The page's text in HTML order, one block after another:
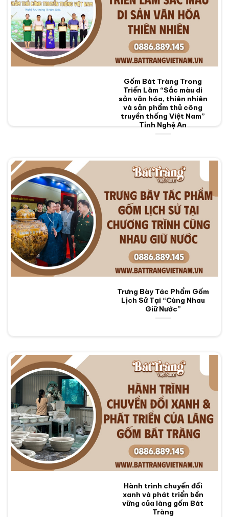
Gốm Bát Tràng Trong
Triển Lãm “Sắc màu di
sản văn hóa, thiên nhiên
và sản phẩm thủ công
truyền thống Việt Nam”
Tỉnh Nghệ An
Trưng Bày Tác Phẩm Gốm
Lịch Sử Tại “Cùng Nhau
Giữ Nước”
Hành trình chuyển đổi
xanh và phát triển bền
vững của làng gốm Bát
Tràng